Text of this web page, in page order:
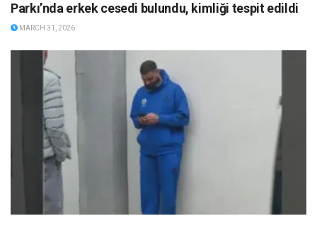
Parkı’nda erkek cesedi bulundu, kimliği tespit edildi
MARCH 31, 2026